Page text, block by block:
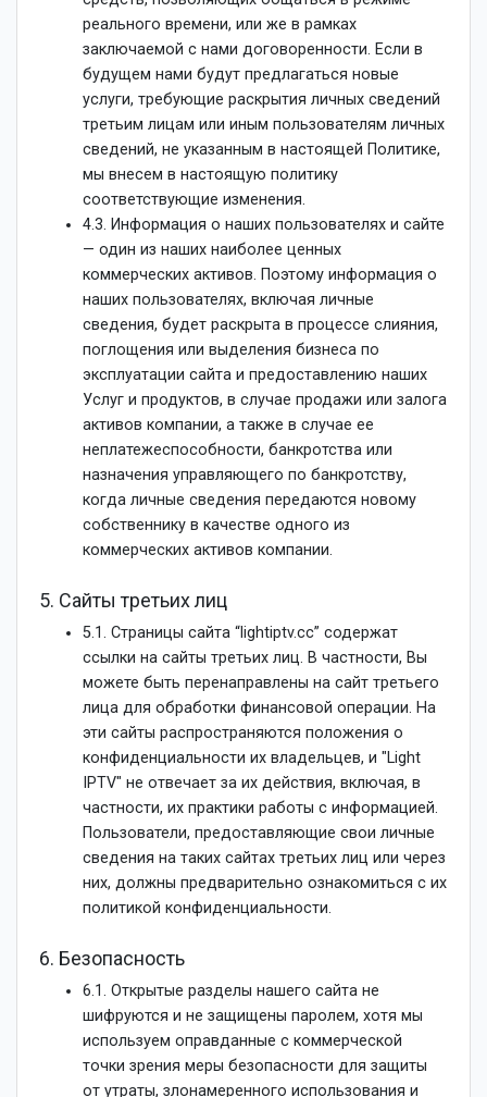
реального времени, или же в рамках
заключаемой с нами договоренности. Если в
будущем нами будут предлагаться новые
услуги, требующие раскрытия личных сведений
третьим лицам или иным пользователям личных
сведений, не указанным в настоящей Политике,
мы внесем в настоящую политику
соответствующие изменения.
4.3. Информация о наших пользователях и сайте
— один из наших наиболее ценных
коммерческих активов. Поэтому информация о
наших пользователях, включая личные
сведения, будет раскрыта в процессе слияния,
поглощения или выделения бизнеса по
эксплуатации сайта и предоставлению наших
Услуг и продуктов, в случае продажи или залога
активов компании, а также в случае ее
неплатежеспособности, банкротства или
назначения управляющего по банкротству,
когда личные сведения передаются новому
собственнику в качестве одного из
коммерческих активов компании.
5. Сайты третьих лиц
5.1. Страницы сайта “lightiptv.cc” содержат
ссылки на сайты третьих лиц. В частности, Вы
можете быть перенаправлены на сайт третьего
лица для обработки финансовой операции. На
эти сайты распространяются положения о
конфиденциальности их владельцев, и "Light
IPTV" не отвечает за их действия, включая, в
частности, их практики работы с информацией.
Пользователи, предоставляющие свои личные
сведения на таких сайтах третьих лиц или через
них, должны предварительно ознакомиться с их
политикой конфиденциальности.
6. Безопасность
6.1. Открытые разделы нашего сайта не
шифруются и не защищены паролем, хотя мы
используем оправданные с коммерческой
точки зрения меры безопасности для защиты
от утраты, злонамеренного использования и